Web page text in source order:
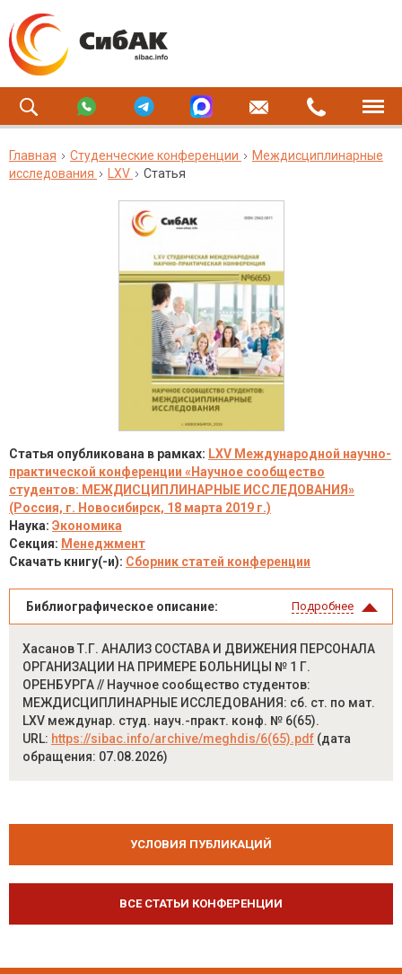
Главная Студенческие конференции
Междисциплинарные
исследования
LXV Статья
Статья опубликована в рамках: LXV Международной научно-
практической конференции «Научное сообщество
студентов: МЕЖДИСЦИПЛИНАРНЫЕ ИССЛЕДОВАНИЯ»
(Россия, г. Новосибирск, 18 марта 2019 г.)
Наука: Экономика
Секция: Менеджмент
Скачать книгу(-и): Сборник статей конференции
Библиографическое описание: Подробнее
Хасанов Т.Г. АНАЛИЗ СОСТАВА И ДВИЖЕНИЯ ПЕРСОНАЛА
ОРГАНИЗАЦИИ НА ПРИМЕРЕ БОЛЬНИЦЫ № 1 Г.
ОРЕНБУРГА // Научное сообщество студентов:
МЕЖДИСЦИПЛИНАРНЫЕ ИССЛЕДОВАНИЯ: сб. ст. по мат.
LXV междунар. студ. науч.-практ. конф. № 6(65).
URL: https://sibac.info/archive/meghdis/6(65).pdf (дата
обращения: 07.08.2026)
УСЛОВИЯ ПУБЛИКАЦИЙ
ВСЕ СТАТЬИ КОНФЕРЕНЦИИ